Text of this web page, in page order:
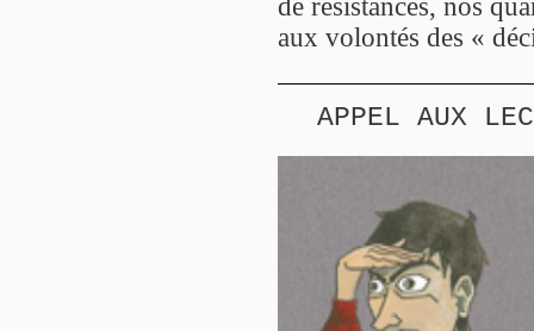
aux volontés des «
APPEL AUX